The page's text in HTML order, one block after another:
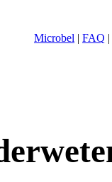
Microbel | FAQ |